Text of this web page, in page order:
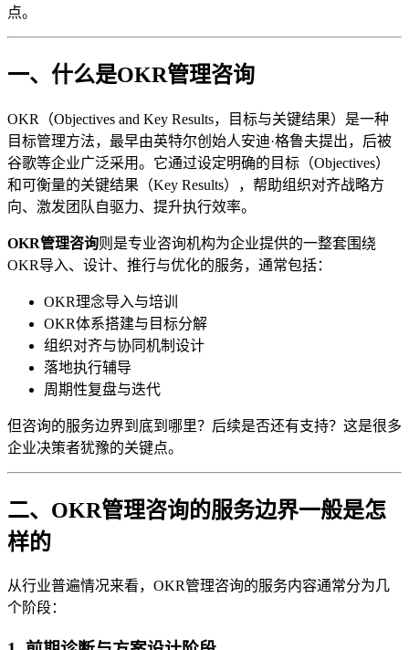
点。
一、什么是OKR管理咨询
OKR（Objectives and Key Results，目标与关键结果）是一种
目标管理方法，最早由英特尔创始人安迪·格鲁夫提出，后被
谷歌等企业广泛采用。它通过设定明确的目标（Objectives）
和可衡量的关键结果（Key Results），帮助组织对齐战略方
向、激发团队自驱力、提升执行效率。
OKR管理咨询则是专业咨询机构为企业提供的一整套围绕
OKR导入、设计、推行与优化的服务，通常包括：
OKR理念导入与培训
OKR体系搭建与目标分解
组织对齐与协同机制设计
落地执行辅导
周期性复盘与迭代
但咨询的服务边界到底到哪里？后续是否还有支持？这是很多
企业决策者犹豫的关键点。
二、OKR管理咨询的服务边界一般是怎
样的
从行业普遍情况来看，OKR管理咨询的服务内容通常分为几
个阶段：